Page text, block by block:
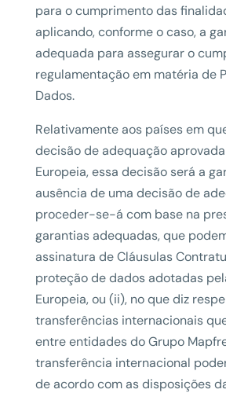
para o cumprimento das
aplicando, conforme o caso, a
adequada para assegurar o
regulamentação em matéria de
Dados.
Relativamente aos países em
decisão de adequação
Europeia, essa decisão será a
ausência de uma decisão de
proceder-se-á com base na
garantias adequadas, que
assinatura de Cláusulas
proteção de dados adotadas
Europeia, ou (ii), no que diz
transferências internacionais
entre entidades do Grupo
transferência internacional
de acordo com as disposições